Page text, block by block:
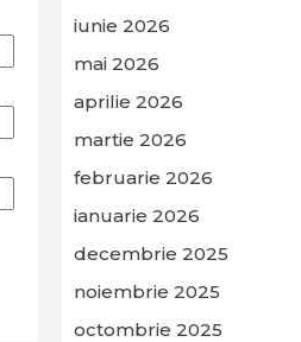
iunie 2026
mai 2026
aprilie 2026
martie 2026
februarie 2026
ianuarie 2026
decembrie 2025
noiembrie 2025
octombrie 2025